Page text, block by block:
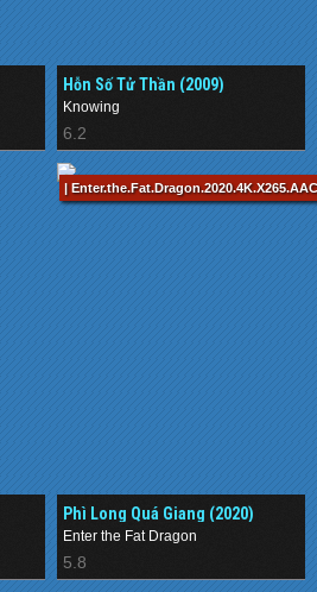
Hỗn Số Tử Thần (2009)
Knowing
6.2
|
Phì Long Quá Giang (2020)
Enter the Fat Dragon
5.8